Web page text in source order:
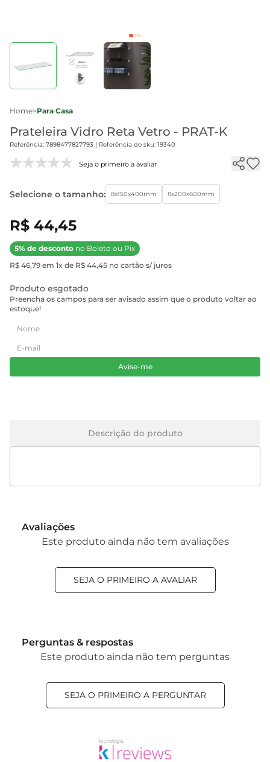
Home>Para Casa
Prateleira Vidro Reta Vetro - PRAT-K
Referência: 7898477827793 | Referência do sku: 19340
Seja o primeiro a avaliar
Selecione o tamanho: 8x150x400mm 8x200x600mm
R$ 44,45
5% de desconto no Boleto ou Pix
R$ 46,79 em 1x de R$ 44,45 no cartão s/ juros
Produto esgotado
Preencha os campos para ser avisado assim que o produto voltar ao
estoque!
Avise-me
Descrição do produto
Avaliações
Este produto ainda não tem avaliações
SEJA O PRIMEIRO A AVALIAR
Perguntas & respostas
Este produto ainda não tem perguntas
SEJA O PRIMEIRO A PERGUNTAR